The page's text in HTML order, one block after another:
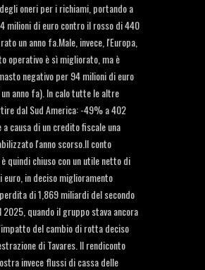
oneri per i richiami, portando a
milioni di euro contro il rosso di 440
un anno fa.Male, invece, l'Europa,
operativo è sì migliorato, ma è
negativo per 94 milioni di euro
anno fa). In calo tutte le altre
dal Sud America: -49% a 402
a causa di un credito fiscale una
l'anno scorso.Il conto
quindi chiuso con un utile netto di
euro, in deciso miglioramento
di 1,869 miliardi del secondo
quando il gruppo stava ancora
del cambio di rotta deciso
di Tavares. Il rendiconto
invece flussi di cassa delle